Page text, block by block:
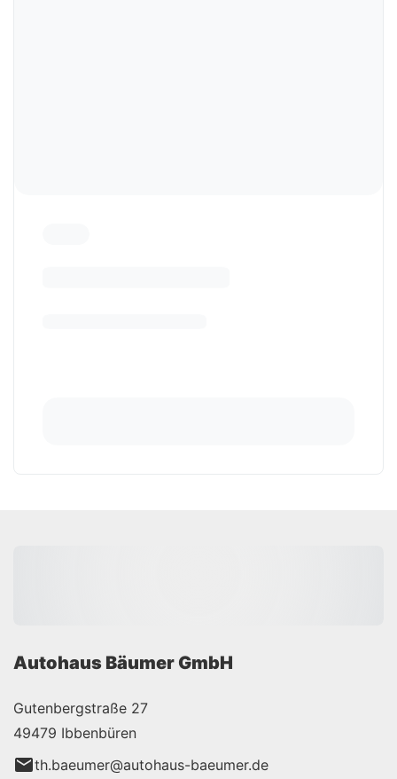
Autohaus Bäumer GmbH
Gutenbergstraße 27
49479 Ibbenbüren
th.baeumer@autohaus-baeumer.de